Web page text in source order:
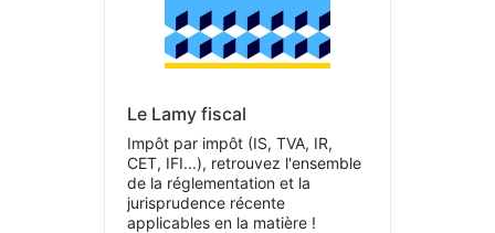
Le Lamy fiscal
Impôt par impôt (IS, TVA, IR,
CET, IFI...), retrouvez l'ensemble
de la réglementation et la
jurisprudence récente
applicables en la matière !